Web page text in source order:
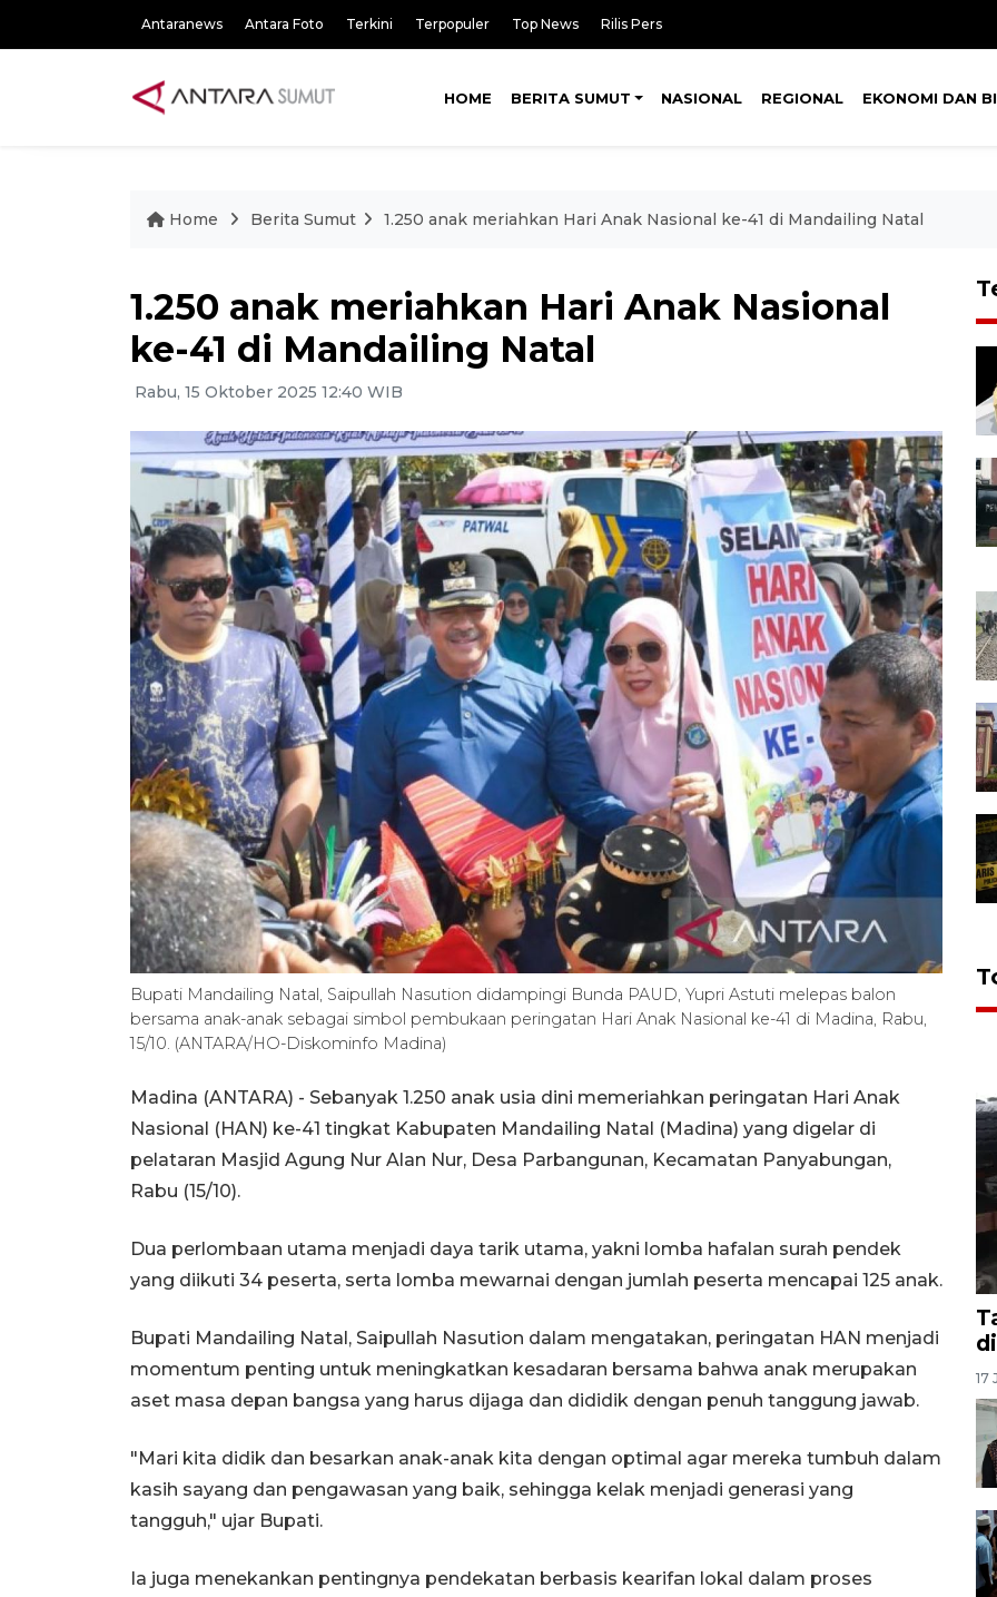
Antaranews Antara Foto Terkini Terpopuler Top News Rilis Pers
HOME BERITA SUMUT NASIONAL REGIONAL EKONOMI DAN
Home Berita Sumut 1.250 anak meriahkan Hari Anak Nasional ke-41 di Mandailing Natal
1.250 anak meriahkan Hari Anak Nasional
ke-41 di Mandailing Natal
Rabu, 15 Oktober 2025 12:40 WIB
Bupati Mandailing Natal, Saipullah Nasution didampingi Bunda PAUD, Yupri Astuti melepas balon
bersama anak-anak sebagai simbol pembukaan peringatan Hari Anak Nasional ke-41 di Madina, Rabu,
15/10. (ANTARA/HO-Diskominfo Madina)
Madina (ANTARA) - Sebanyak 1.250 anak usia dini memeriahkan peringatan Hari Anak
Nasional (HAN) ke-41 tingkat Kabupaten Mandailing Natal (Madina) yang digelar di
pelataran Masjid Agung Nur Alan Nur, Desa Parbangunan, Kecamatan Panyabungan,
Rabu (15/10).
Dua perlombaan utama menjadi daya tarik utama, yakni lomba hafalan surah pendek
yang diikuti 34 peserta, serta lomba mewarnai dengan jumlah peserta mencapai 125 anak.
Bupati Mandailing Natal, Saipullah Nasution dalam mengatakan, peringatan HAN menjadi
momentum penting untuk meningkatkan kesadaran bersama bahwa anak merupakan
aset masa depan bangsa yang harus dijaga dan dididik dengan penuh tanggung jawab.
"Mari kita didik dan besarkan anak-anak kita dengan optimal agar mereka tumbuh dalam
kasih sayang dan pengawasan yang baik, sehingga kelak menjadi generasi yang
tangguh," ujar Bupati.
Ia juga menekankan pentingnya pendekatan berbasis kearifan lokal dalam proses
17